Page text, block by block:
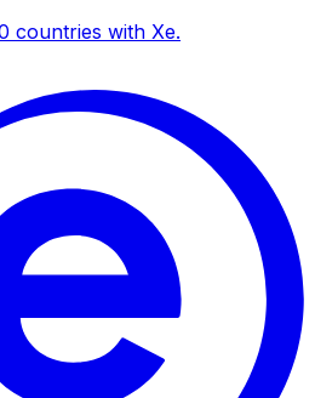
countries with Xe.